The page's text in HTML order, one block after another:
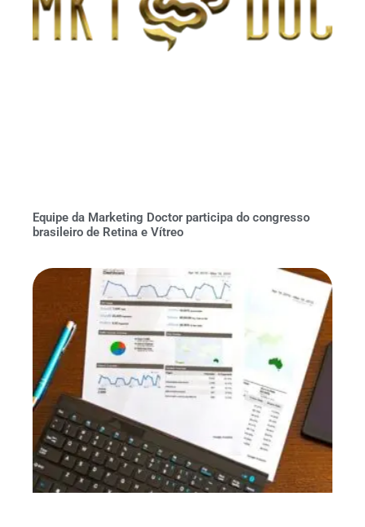
Equipe da Marketing Doctor participa do congresso
brasileiro de Retina e Vítreo